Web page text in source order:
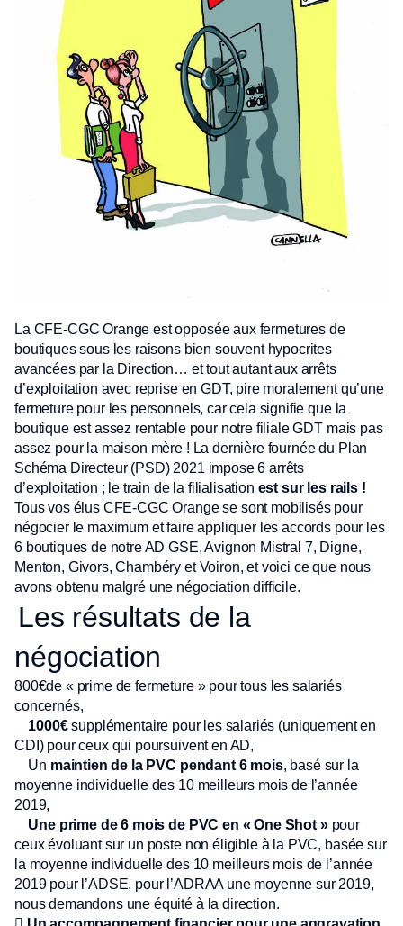
La CFE-CGC Orange est opposée aux fermetures de
boutiques sous les raisons bien souvent hypocrites
avancées par la Direction… et tout autant aux arrêts
d’exploitation avec reprise en GDT, pire moralement qu’une
fermeture pour les personnels, car cela signifie que la
boutique est assez rentable pour notre filiale GDT mais pas
assez pour la maison mère ! La dernière fournée du Plan
Schéma Directeur (PSD) 2021 impose 6 arrêts
d’exploitation ; le train de la filialisation est sur les rails !
Tous vos élus CFE-CGC Orange se sont mobilisés pour
négocier le maximum et faire appliquer les accords pour les
6 boutiques de notre AD GSE, Avignon Mistral 7, Digne,
Menton, Givors, Chambéry et Voiron, et voici ce que nous
avons obtenu malgré une négociation difficile.
Les résultats de la
négociation
800€de « prime de fermeture » pour tous les salariés
concernés,
1000€supplémentaire pour les salariés (uniquement en
CDI) pour ceux qui poursuivent en AD,
Un maintien de la PVC pendant 6 mois, basé sur la
moyenne individuelle des 10 meilleurs mois de l’année
2019,
Une prime de 6 mois de PVC en « One Shot » pour
ceux évoluant sur un poste non éligible à la PVC, basée sur
la moyenne individuelle des 10 meilleurs mois de l’année
2019 pour l’ADSE, pour l’ADRAA une moyenne sur 2019,
nous demandons une équité à la direction.